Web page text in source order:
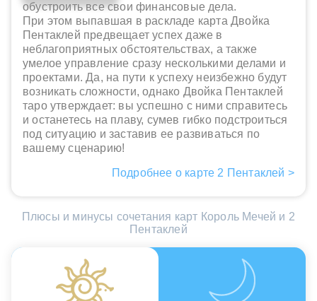
обустроить все свои финансовые дела.
При этом выпавшая в раскладе карта Двойка
Пентаклей предвещает успех даже в
неблагоприятных обстоятельствах, а также
умелое управление сразу несколькими делами и
проектами. Да, на пути к успеху неизбежно будут
возникать сложности, однако Двойка Пентаклей
таро утверждает: вы успешно с ними справитесь
и останетесь на плаву, сумев гибко подстроиться
под ситуацию и заставив ее развиваться по
вашему сценарию!
Подробнее о карте 2 Пентаклей >
Плюсы и минусы сочетания карт Король Мечей и 2
Пентаклей